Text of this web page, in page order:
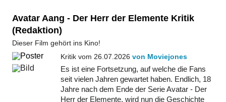
Avatar Aang - Der Herr der Elemente Kritik
(Redaktion)
Dieser Film gehört ins Kino!
Kritik vom 26.07.2026 von Moviejones
Es ist eine Fortsetzung, auf welche die Fans
seit vielen Jahren gewartet haben. Endlich, 18
Jahre nach dem Ende der Serie Avatar - Der
Herr der Elemente, wird nun die Geschichte